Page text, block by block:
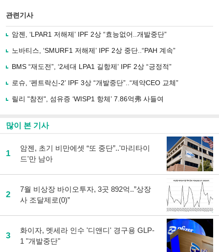
로
기
사
유
기
관련기사
암젠, ‘LPAR1 저해제’ IPF 2상 “효능없어..개발중단”
노바티스, ‘SMURF1 저해제’ IPF 2상 중단..“PAH 계속”
BMS “재도전”, ‘2세대 LPA1 길항제’ IPF 2상 “긍정적”
로슈, ‘펜트락신-2’ IPF 3상 “개발중단”..“제약CEO 교체”
릴리 "참전", 섬유증 ‘WISP1 항체’ 7.86억弗 사들여
많이 본 기사
1
암젠, 초기 비만에셋 “또 중단”..'마리타이
드'만 남아
2
7월 비상장 바이오투자, 3곳 892억..”상장
사 조달제로(0)”
3
화이자, 멧세라 인수 '디앤디' 경구용 GLP-
1 "개발중단"